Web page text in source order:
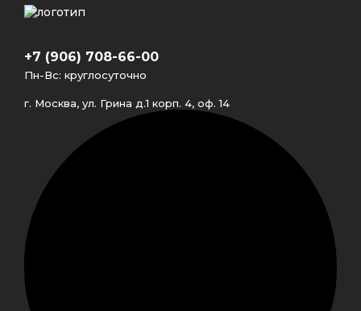
+7 (906) 708-66-00
Пн-Вс: круглосуточно
г. Москва, ул. Грина д.1 корп. 4, оф. 14